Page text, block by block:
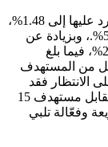
في المقابل، انخفضت نسبة المكالمات التي لم يُرد عليها إلى 1.48%،
وهو أداء فاق التوقعات مقارنة بالهدف المحدد بـ 5%.، وبزيادة عن
الفترة نفسها من العام الماضي التي وصلت إلى 2%، فيما بلغ
4:41 دقيقة، أي أقل من المستهدف
الانتظار فقد
بلغت (صفر)؛ حيث كان الرد فورياً دون انتظار، مقابل مستهدف 15
وفعّالة تلبي